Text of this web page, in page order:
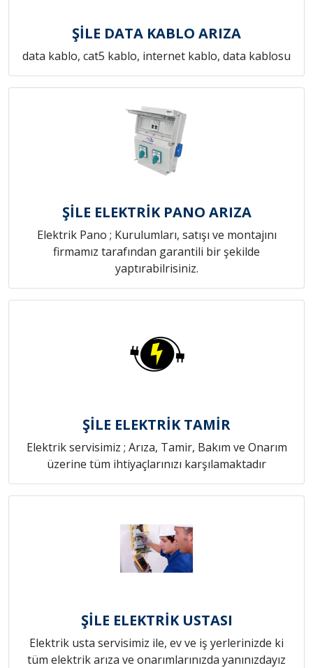
ŞİLE DATA KABLO ARIZA
data kablo, cat5 kablo, internet kablo, data kablosu
ŞİLE ELEKTRİK PANO ARIZA
Elektrik Pano ; Kurulumları, satışı ve montajını
firmamız tarafından garantili bir şekilde
yaptırabilrisiniz.
ŞİLE ELEKTRİK TAMİR
Elektrik servisimiz ; Arıza, Tamir, Bakım ve Onarım
üzerine tüm ihtiyaçlarınızı karşılamaktadır
ŞİLE ELEKTRİK USTASI
Elektrik usta servisimiz ile, ev ve iş yerlerinizde ki
tüm elektrik arıza ve onarımlarınızda yanınızdayız